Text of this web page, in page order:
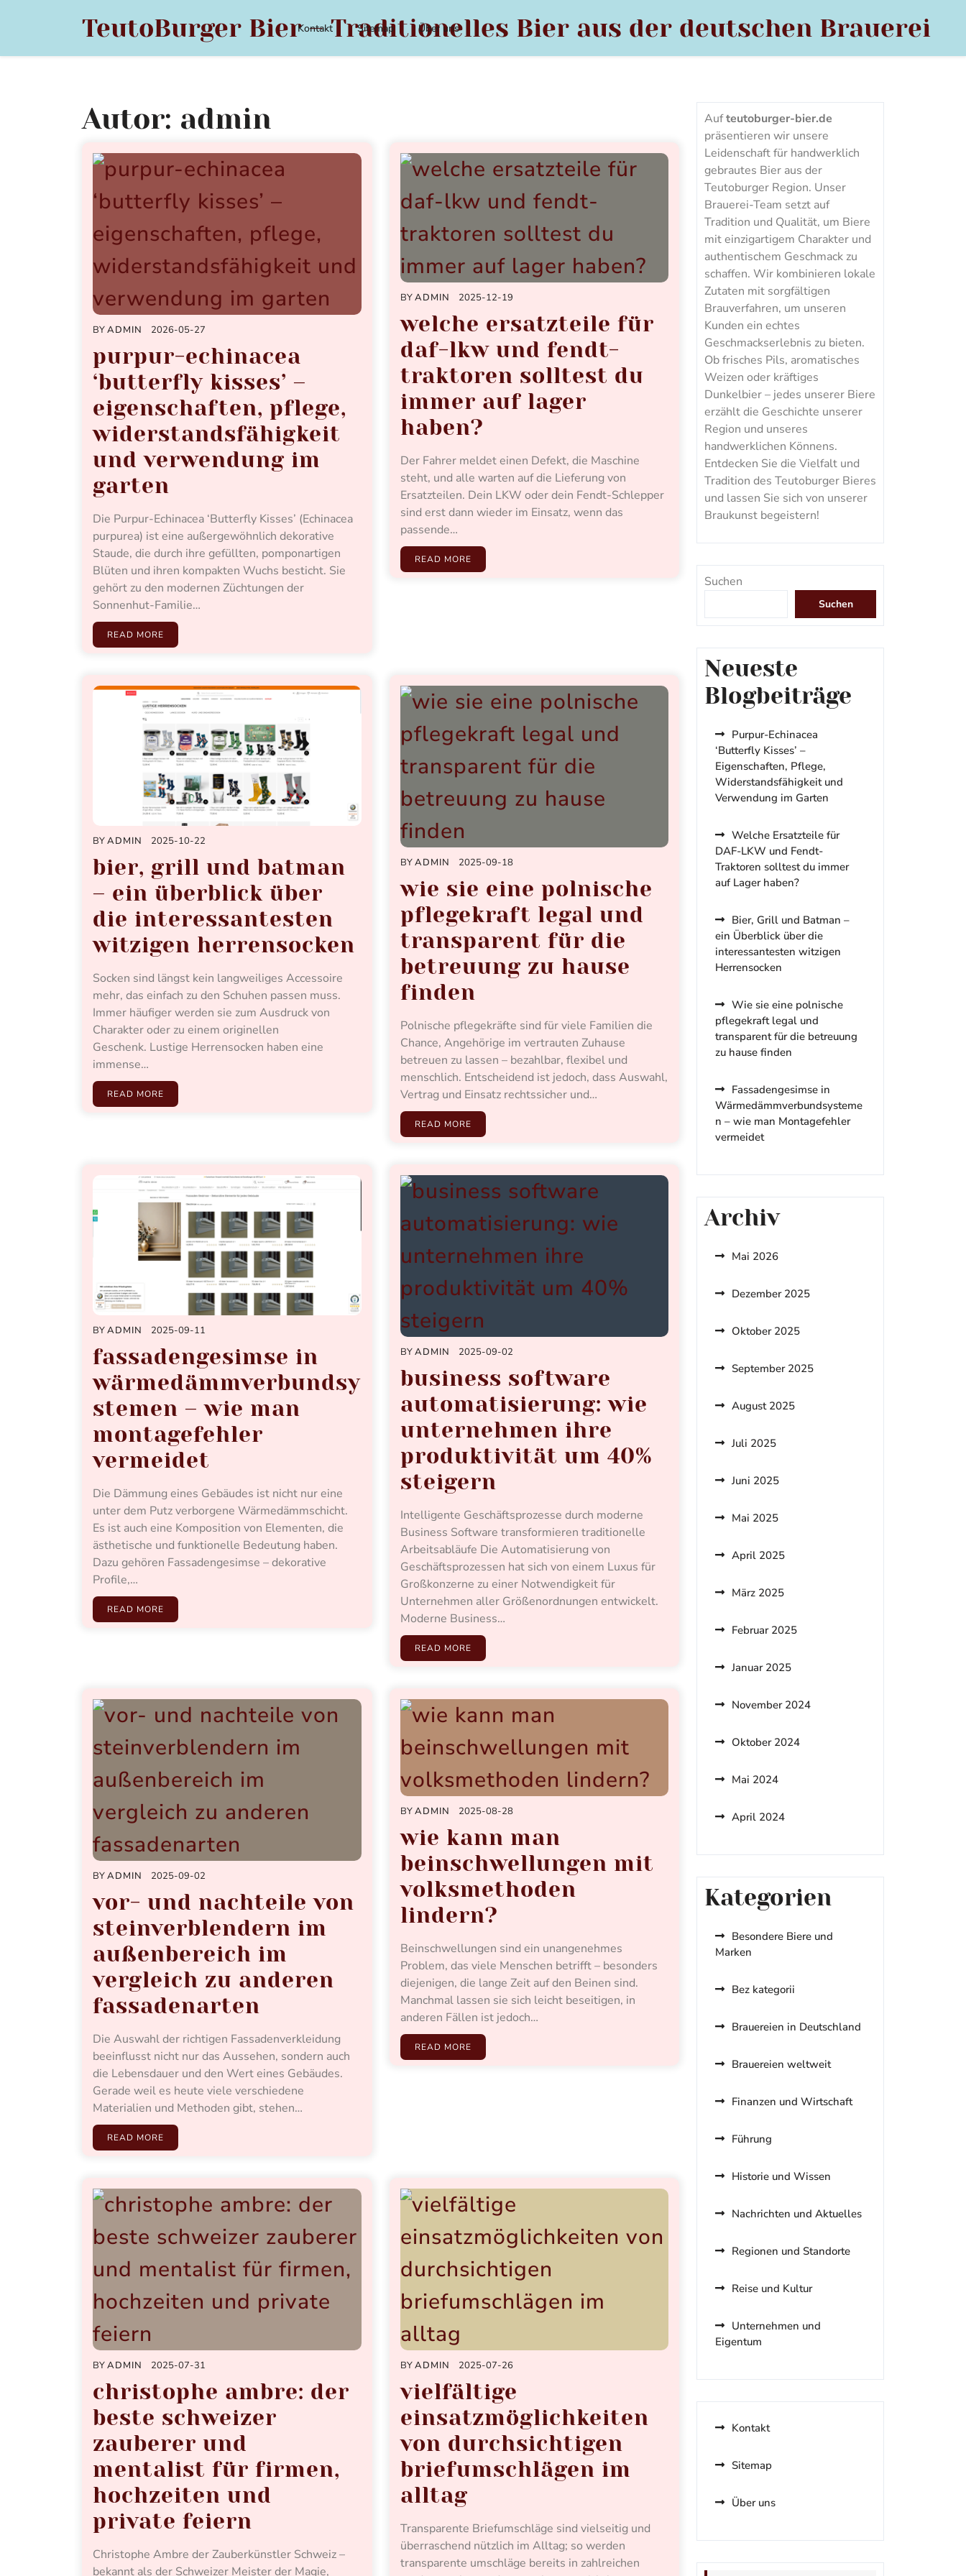
TeutoBurger Bier – Traditionelles Bier aus der deutschen Brauerei
Kontakt Sitemap Über uns
Autor: admin
BYADMIN 2026-05-27
purpur-echinacea
‘butterfly kisses’ –
eigenschaften, pflege,
widerstandsfähigkeit
und verwendung im
garten
Die Purpur-Echinacea ‘Butterfly Kisses’ (Echinacea
purpurea) ist eine außergewöhnlich dekorative
Staude, die durch ihre gefüllten, pomponartigen
Blüten und ihren kompakten Wuchs besticht. Sie
gehört zu den modernen Züchtungen der
Sonnenhut-Familie…
READ MORE
BYADMIN 2025-12-19
welche ersatzteile für
daf-lkw und fendt-
traktoren solltest du
immer auf lager
haben?
Der Fahrer meldet einen Defekt, die Maschine
steht, und alle warten auf die Lieferung von
Ersatzteilen. Dein LKW oder dein Fendt-Schlepper
sind erst dann wieder im Einsatz, wenn das
passende…
READ MORE
BYADMIN 2025-10-22
bier, grill und batman
– ein überblick über
die interessantesten
witzigen herrensocken
Socken sind längst kein langweiliges Accessoire
mehr, das einfach zu den Schuhen passen muss.
Immer häufiger werden sie zum Ausdruck von
Charakter oder zu einem originellen
Geschenk. Lustige Herrensocken haben eine
immense…
READ MORE
BYADMIN 2025-09-18
wie sie eine polnische
pflegekraft legal und
transparent für die
betreuung zu hause
finden
Polnische pflegekräfte sind für viele Familien die
Chance, Angehörige im vertrauten Zuhause
betreuen zu lassen – bezahlbar, flexibel und
menschlich. Entscheidend ist jedoch, dass Auswahl,
Vertrag und Einsatz rechtssicher und…
READ MORE
BYADMIN 2025-09-11
fassadengesimse in
wärmedämmverbundsy
stemen – wie man
montagefehler
vermeidet
Die Dämmung eines Gebäudes ist nicht nur eine
unter dem Putz verborgene Wärmedämmschicht.
Es ist auch eine Komposition von Elementen, die
ästhetische und funktionelle Bedeutung haben.
Dazu gehören Fassadengesimse – dekorative
Profile,…
READ MORE
BYADMIN 2025-09-02
business software
automatisierung: wie
unternehmen ihre
produktivität um 40%
steigern
Intelligente Geschäftsprozesse durch moderne
Business Software transformieren traditionelle
Arbeitsabläufe Die Automatisierung von
Geschäftsprozessen hat sich von einem Luxus für
Großkonzerne zu einer Notwendigkeit für
Unternehmen aller Größenordnungen entwickelt.
Moderne Business…
READ MORE
BYADMIN 2025-09-02
vor- und nachteile von
steinverblendern im
außenbereich im
vergleich zu anderen
fassadenarten
Die Auswahl der richtigen Fassadenverkleidung
beeinflusst nicht nur das Aussehen, sondern auch
die Lebensdauer und den Wert eines Gebäudes.
Gerade weil es heute viele verschiedene
Materialien und Methoden gibt, stehen…
READ MORE
BYADMIN 2025-08-28
wie kann man
beinschwellungen mit
volksmethoden
lindern?
Beinschwellungen sind ein unangenehmes
Problem, das viele Menschen betrifft – besonders
diejenigen, die lange Zeit auf den Beinen sind.
Manchmal lassen sie sich leicht beseitigen, in
anderen Fällen ist jedoch…
READ MORE
BYADMIN 2025-07-31
christophe ambre: der
beste schweizer
zauberer und
mentalist für firmen,
hochzeiten und
private feiern
Christophe Ambre der Zauberkünstler Schweiz –
bekannt als der Schweizer Meister der Magie,
BYADMIN 2025-07-26
vielfältige
einsatzmöglichkeiten
von durchsichtigen
briefumschlägen im
alltag
Transparente Briefumschläge sind vielseitig und
überraschend nützlich im Alltag; so werden
transparente umschläge bereits in zahlreichen
Aufteutoburger-bier.de
präsentieren wir unsere
Leidenschaft für handwerklich
gebrautes Bier aus der
Teutoburger Region. Unser
Brauerei-Team setzt auf
Tradition und Qualität, um Biere
mit einzigartigem Charakter und
authentischem Geschmack zu
schaffen. Wir kombinieren lokale
Zutaten mit sorgfältigen
Brauverfahren, um unseren
Kunden ein echtes
Geschmackserlebnis zu bieten.
Ob frisches Pils, aromatisches
Weizen oder kräftiges
Dunkelbier – jedes unserer Biere
erzählt die Geschichte unserer
Region und unseres
handwerklichen Könnens.
Entdecken Sie die Vielfalt und
Tradition des Teutoburger Bieres
und lassen Sie sich von unserer
Braukunst begeistern!
Suchen
Suchen
Neueste
Blogbeiträge
Purpur-Echinacea
‘Butterfly Kisses’ –
Eigenschaften, Pflege,
Widerstandsfähigkeit und
Verwendung im Garten
Welche Ersatzteile für
DAF-LKW und Fendt-
Traktoren solltest du immer
auf Lager haben?
Bier, Grill und Batman –
ein Überblick über die
interessantesten witzigen
Herrensocken
Wie sie eine polnische
pflegekraft legal und
transparent für die betreuung
zu hause finden
Fassadengesimse in
Wärmedämmverbundsysteme
n – wie man Montagefehler
vermeidet
Archiv
Mai 2026
Dezember 2025
Oktober 2025
September 2025
August 2025
Juli 2025
Juni 2025
Mai 2025
April 2025
März 2025
Februar 2025
Januar 2025
November 2024
Oktober 2024
Mai 2024
April 2024
Kategorien
Besondere Biere und
Marken
Bez kategorii
Brauereien in Deutschland
Brauereien weltweit
Finanzen und Wirtschaft
Führung
Historie und Wissen
Nachrichten und Aktuelles
Regionen und Standorte
Reise und Kultur
Unternehmen und
Eigentum
Kontakt
Sitemap
Über uns